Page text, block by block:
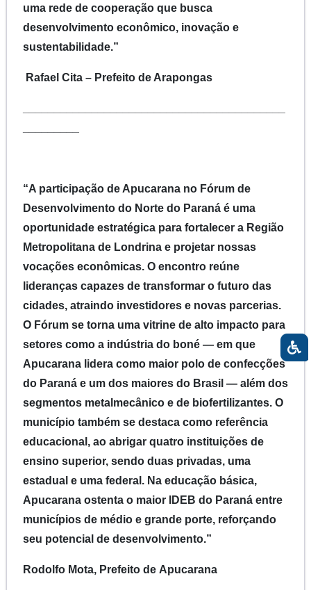
uma rede de cooperação que busca
desenvolvimento econômico, inovação e
sustentabilidade.”
Rafael Cita – Prefeito de Arapongas
“A participação de Apucarana no Fórum de
Desenvolvimento do Norte do Paraná é uma
oportunidade estratégica para fortalecer a Região
Metropolitana de Londrina e projetar nossas
vocações econômicas. O encontro reúne
lideranças capazes de transformar o futuro das
cidades, atraindo investidores e novas parcerias.
O Fórum se torna uma vitrine de alto impacto para
setores como a indústria do boné — em que
Apucarana lidera como maior polo de confecções
do Paraná e um dos maiores do Brasil — além dos
segmentos metalmecânico e de biofertilizantes. O
município também se destaca como referência
educacional, ao abrigar quatro instituições de
ensino superior, sendo duas privadas, uma
estadual e uma federal. Na educação básica,
Apucarana ostenta o maior IDEB do Paraná entre
municípios de médio e grande porte, reforçando
seu potencial de desenvolvimento.”
Rodolfo Mota, Prefeito de Apucarana